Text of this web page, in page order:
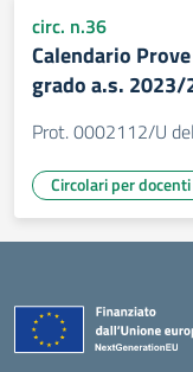
circ. n.36
Calendario
grado a.s. 2023/
Prot. 0002112/U
Circolari per